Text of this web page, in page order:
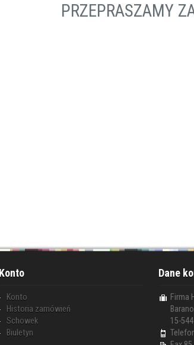
PRZEPRASZAMY
Konto
Konto
Historia zamówień
Schowek
Biuletyn
Dane
Firma
15-